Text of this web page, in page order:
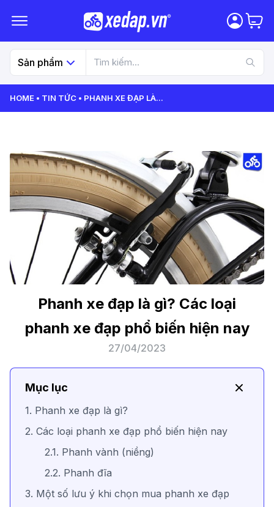
Sản phẩm
HOME TIN TỨC PHANH XE ĐẠP LÀ...
Phanh xe đạp là gì? Các loại
phanh xe đạp phổ biến hiện nay
27/04/2023
Mục lục
1. Phanh xe đạp là gì?
2. Các loại phanh xe đạp phổ biến hiện nay
2.1. Phanh vành (niềng)
2.2. Phanh đĩa
3. Một số lưu ý khi chọn mua phanh xe đạp